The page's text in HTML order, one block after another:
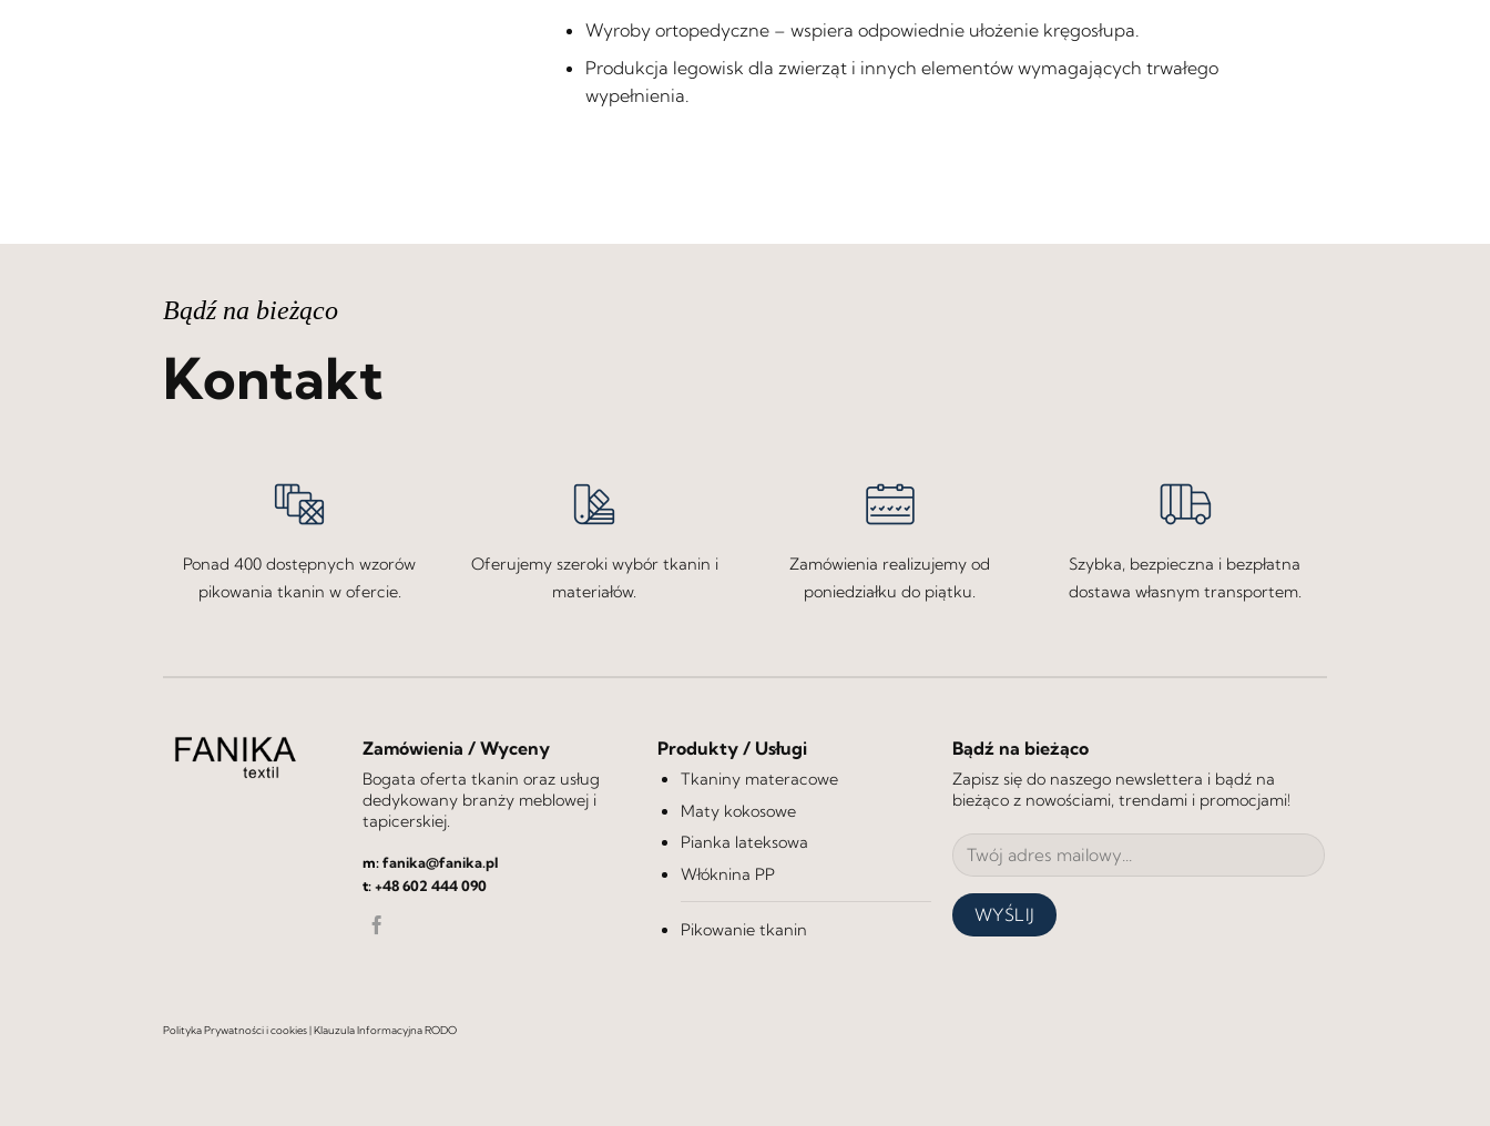
Wyroby ortopedyczne – wspiera odpowiednie ułożenie kręgosłupa.
Produkcja legowisk dla zwierząt i innych elementów wymagających trwałego
wypełnienia.
Bądź na bieżąco
Kontakt
Ponad 400 dostępnych wzorów
pikowania tkanin w ofercie.
Oferujemy szeroki wybór tkanin i
materiałów.
Zamówienia realizujemy od
poniedziałku do piątku.
Szybka, bezpieczna i bezpłatna
dostawa własnym transportem.
Zamówienia / Wyceny
Bogata oferta tkanin oraz usług
dedykowany branży meblowej i
tapicerskiej.
m: fanika@fanika.pl
t:+48 602 444 090
Produkty / Usługi
Tkaniny materacowe
Maty kokosowe
Pianka lateksowa
Włóknina PP
Pikowanie tkanin
Bądź na bieżąco
Zapisz się do naszego newslettera i bądź na
bieżąco z nowościami, trendami i promocjami!
Polityka Prywatności i cookies|Klauzula Informacyjna RODO